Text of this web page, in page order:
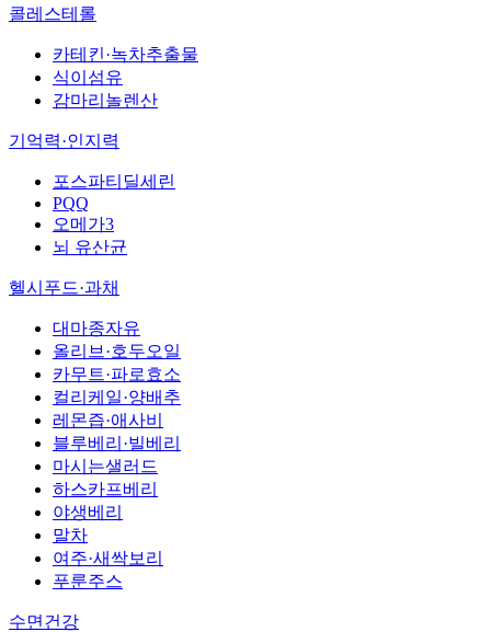
콜레스테롤
카테킨·녹차추출물
식이섬유
감마리놀렌산
기억력·인지력
포스파티딜세린
PQQ
오메가3
뇌 유산균
헬시푸드·과채
대마종자유
올리브·호두오일
카무트·파로효소
컬리케일·양배추
레몬즙·애사비
블루베리·빌베리
마시는샐러드
하스카프베리
야생베리
말차
여주·새싹보리
푸룬주스
수면건강